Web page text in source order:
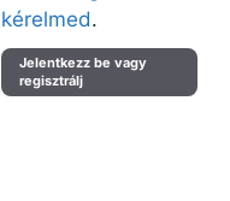
kérelmed.
Jelentkezz be vagy
regisztrálj